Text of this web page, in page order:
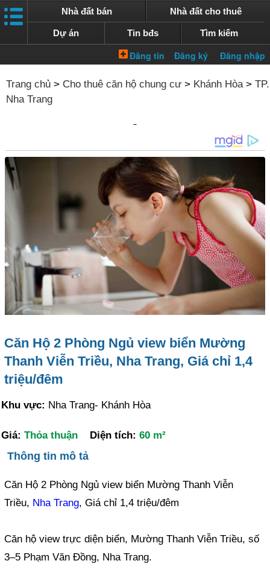
Nhà đất bán Nhà đất cho thuê
Dự án Tin bđs Tìm kiếm
Trang chủ > Cho thuê căn hộ chung cư > Khánh Hòa> TP.
Nha Trang
Căn Hộ 2 Phòng Ngủ view biển Mường
Thanh Viễn Triều, Nha Trang, Giá chỉ 1,4
triệu/đêm
Khu vực: Nha Trang- Khánh Hòa
Giá:Thỏa thuận Diện tích:60 m²
Thông tin mô tả
Căn Hộ 2 Phòng Ngủ view biển Mường Thanh Viễn
Triều, Nha Trang, Giá chỉ 1,4 triệu/đêm
Căn hộ view trực diện biển, Mường Thanh Viễn Triều, số
3–5 Phạm Văn Đồng, Nha Trang.